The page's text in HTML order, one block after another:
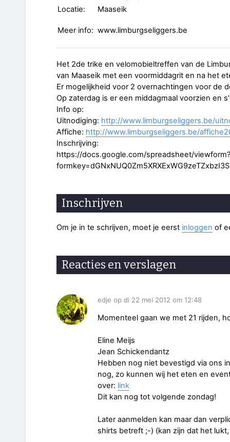
Locatie:
Maaseik
Meer info: www.limburgseliggers.be
Het 2de trike en velomobieltreffen van de
van Maaseik met een voormiddagrit en na het
Er mogelijkheid voor 2 overnachtingen voor de
Op zaterdag is er een middagmaal voorzien en
Info op:
Uitnodiging: http://www.limburgseliggers.be/
Affiche: http://www.limburgseliggers.be/
Inschrijving:
https://docs.google.com/spreadsheet/viewform?
Inschrijven
Om je in te schrijven, moet je eerst inloggen of
Reacties en verslagen
edje op di 22 mei 2012 om 12:48
Momenteel gaan we met 21 rijden,
Eline Meijs
Jean Schickendantz
Hebben nog niet bevestigd via ons
nog, zo kunnen wij het eten en
over: link
Dit kan nog tot volgende zondag!
Later aanmelden kan maar dan
shirts betreft ;-) (kan zijn dat het